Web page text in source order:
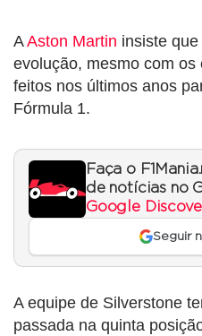
AAston Martin insiste
evolução, mesmo com
feitos nos últimos anos
Fórmula 1.
Faça o
de notícias no
Google
Seguir
A equipe de Silverstone
passada na quinta